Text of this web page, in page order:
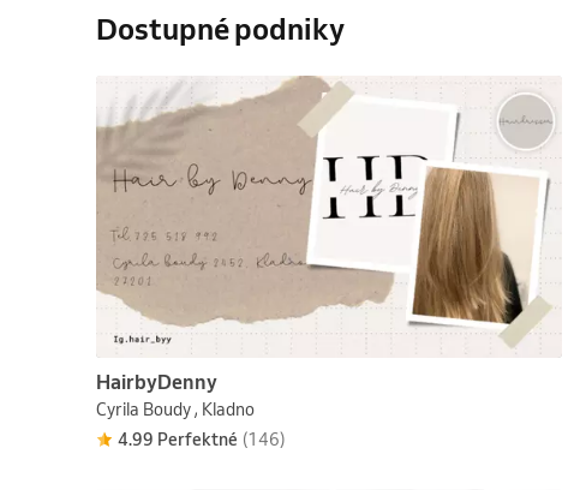
Dostupné podniky
HairbyDenny
Cyrila Boudy , Kladno
4.99 Perfektné (146)